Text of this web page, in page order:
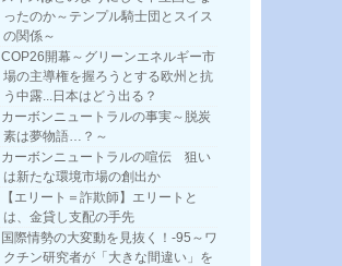
ったのか～テンプル騎士団とスイス
の関係～
COP26開幕～グリーンエネルギー市
場の主導権を握ろうとする欧州と抗
う中露...日本はどう出る？
カーボンニュートラルの事実～脱炭
素は夢物語…？～
カーボンニュートラルの喧伝 狙い
は新たな環境市場の創出か
【エリート＝詐欺師】エリートと
は、金貸し支配の手先
国際情勢の大変動を見抜く！-95～ワ
クチン研究者が「大きな間違い」を